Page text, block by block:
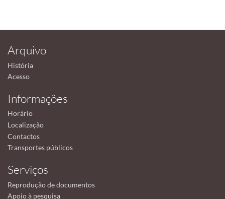
Arquivo
História
Acesso
Informações
Horário
Localização
Contactos
Transportes públicos
Serviços
Reprodução de documentos
Apoio à pesquisa